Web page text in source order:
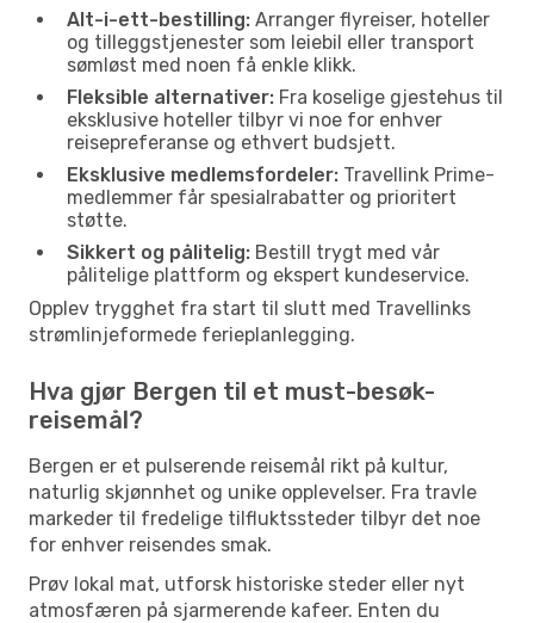
Alt-i-ett-bestilling: Arranger flyreiser, hoteller
og tilleggstjenester som leiebil eller transport
sømløst med noen få enkle klikk.
Fleksible alternativer: Fra koselige gjestehus til
eksklusive hoteller tilbyr vi noe for enhver
reisepreferanse og ethvert budsjett.
Eksklusive medlemsfordeler: Travellink Prime-
medlemmer får spesialrabatter og prioritert
støtte.
Sikkert og pålitelig: Bestill trygt med vår
pålitelige plattform og ekspert kundeservice.
Opplev trygghet fra start til slutt med Travellinks
strømlinjeformede ferieplanlegging.
Hva gjør Bergen til et must-besøk-
reisemål?
Bergen er et pulserende reisemål rikt på kultur,
naturlig skjønnhet og unike opplevelser. Fra travle
markeder til fredelige tilfluktssteder tilbyr det noe
for enhver reisendes smak.
Prøv lokal mat, utforsk historiske steder eller nyt
atmosfæren på sjarmerende kafeer. Enten du